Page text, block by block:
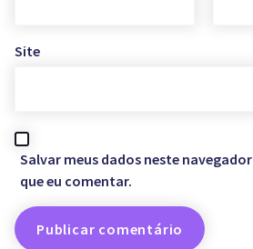
Site
Salvar meus dados neste
que eu comentar.